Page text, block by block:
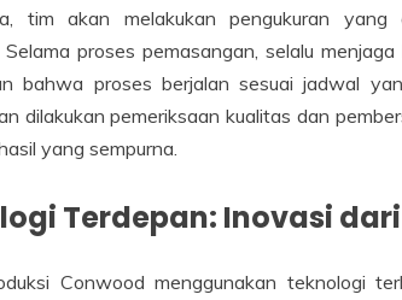
tim akan melakukan pengukuran
Selama proses pemasangan, selalu
bahwa proses berjalan sesuai jadwal
dilakukan pemeriksaan kualitas dan
yang sempurna.
Terdepan: Inovasi
Conwood menggunakan teknologi